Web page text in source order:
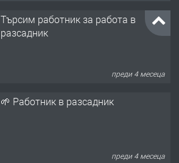
Търсим работник за работа в
разсадник
преди 4 месеца
🌱 Работник в разсадник
преди 4 месеца